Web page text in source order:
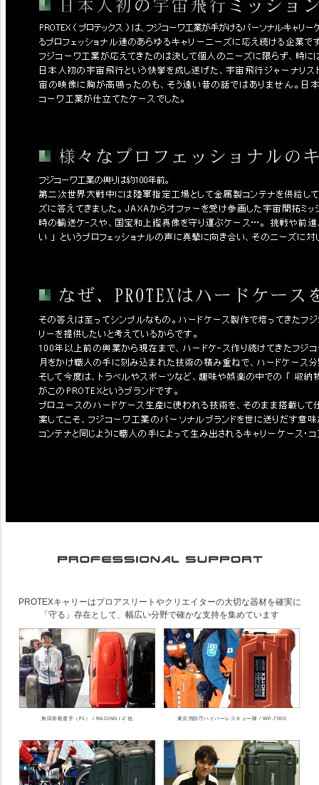
PROTEXキャリーはプロアスリートやクリエイターの大切な器材を確実に
「守る」存在として、幅広い分野で確かな支持を集めています
角田裕毅選手（F1） / RACING r-2 他 東京消防庁ハイパーレスキュー隊 / WP-7000